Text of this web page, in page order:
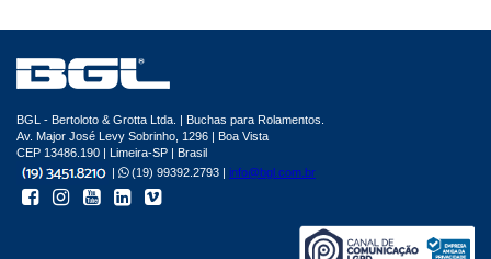
BGL - Bertoloto & Grotta Ltda. | Buchas para Rolamentos.
Av. Major José Levy Sobrinho, 1296 | Boa Vista
CEP 13486.190 | Limeira-SP | Brasil
|
(19) 99392.2793 | info@bgl.com.br